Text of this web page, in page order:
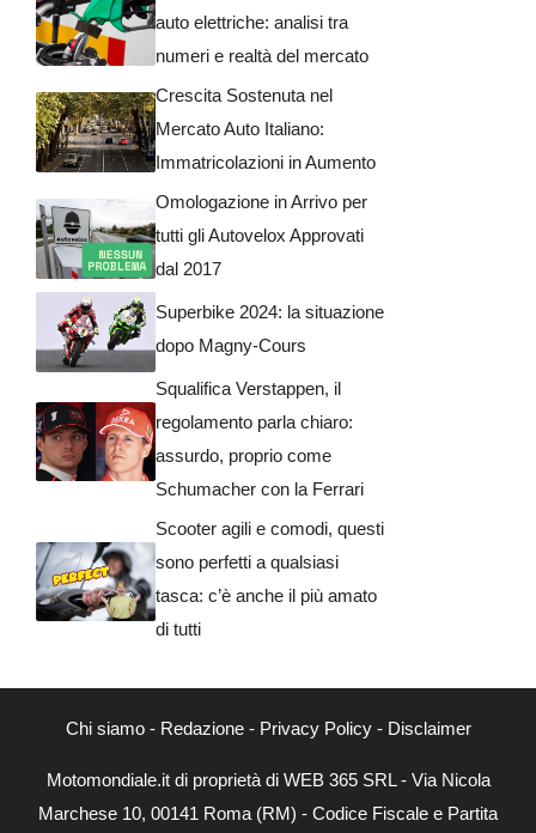
auto elettriche: analisi tra
numeri e realtà del mercato
Crescita Sostenuta nel
Mercato Auto Italiano:
Immatricolazioni in Aumento
Omologazione in Arrivo per
tutti gli Autovelox Approvati
dal 2017
Superbike 2024: la situazione
dopo Magny-Cours
Squalifica Verstappen, il
regolamento parla chiaro:
assurdo, proprio come
Schumacher con la Ferrari
Scooter agili e comodi, questi
sono perfetti a qualsiasi
tasca: c’è anche il più amato
di tutti
Chi siamo- Redazione- Privacy Policy- Disclaimer
Motomondiale.it di proprietà di WEB 365 SRL - Via Nicola
Marchese 10, 00141 Roma (RM) - Codice Fiscale e Partita